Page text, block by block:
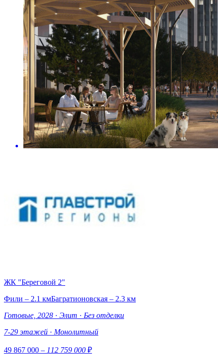
ЖК "Береговой 2"
Фили – 2.1 кмБагратионовская – 2.3 км
Готовые, 2028 · Элит · Без отделки
7-29 этажей · Монолитный
49 867 000 – 112 759 000 ₽